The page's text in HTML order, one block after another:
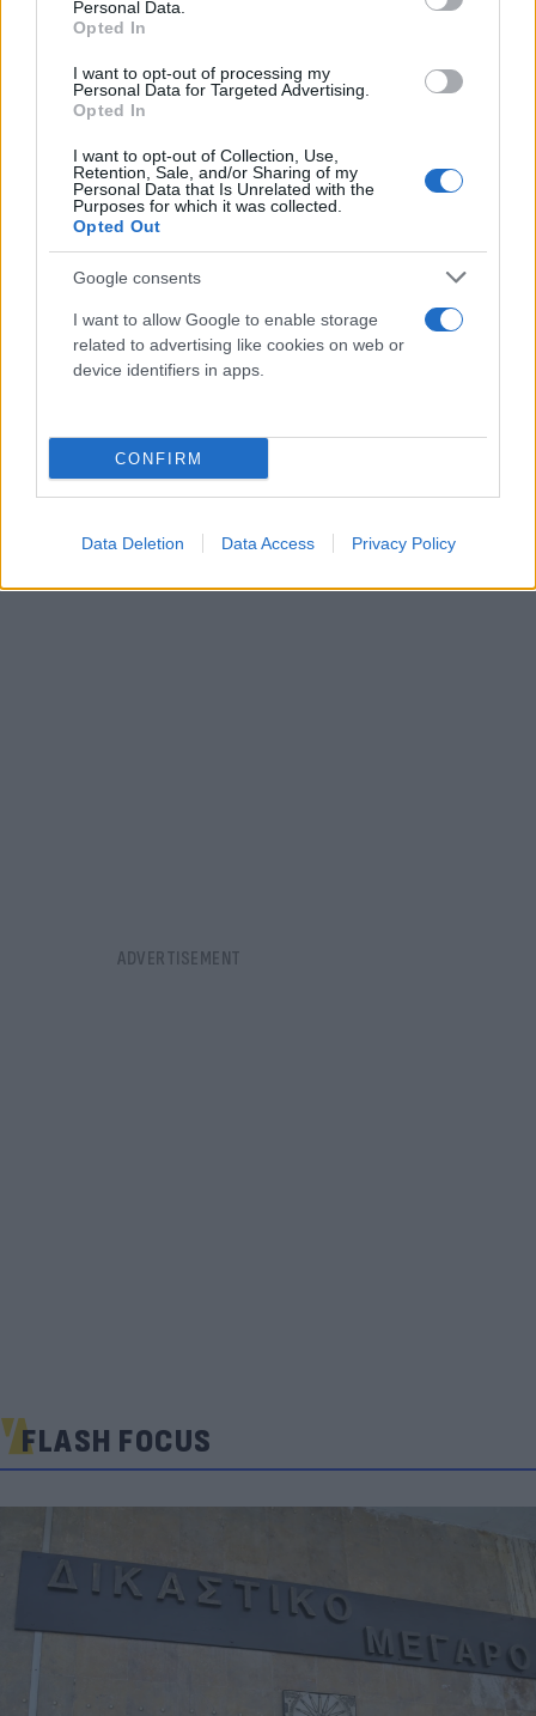
Personal Data.
Opted In
I want to opt-out of processing my
Personal Data for Targeted Advertising.
Opted In
I want to opt-out of Collection, Use,
Retention, Sale, and/or Sharing of my
Personal Data that Is Unrelated with the
Purposes for which it was collected.
Opted Out
Google consents
I want to allow Google to enable storage
related to advertising like cookies on web or
device identifiers in apps.
CONFIRM
Data Deletion Data Access Privacy Policy
Γιώργος Μαζωνάκης: «Όπως με βαφτίσανε» - Η
συνεργασία - έκπληξη
FLASH FOCUS